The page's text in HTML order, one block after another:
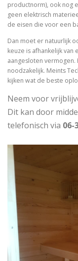
productnorm), ook nog
geen elektrisch
de eisen die voor een
Dan moet er natuurlijk
keuze is afhankelijk van
aangesloten
noodzakelijk. Meints
kijken wat de beste
Neem voor
Dit kan door
telefonisch via 06-